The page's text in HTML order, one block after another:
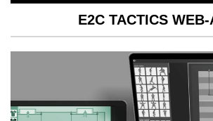
E2C TACTICS WEB-